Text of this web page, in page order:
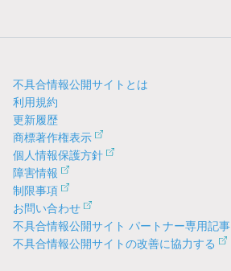
不具合情報公開サイトとは
利用規約
更新履歴
商標著作権表示
個人情報保護方針
障害情報
制限事項
お問い合わせ
不具合情報公開サイト パートナー専用記事
不具合情報公開サイトの改善に協力する